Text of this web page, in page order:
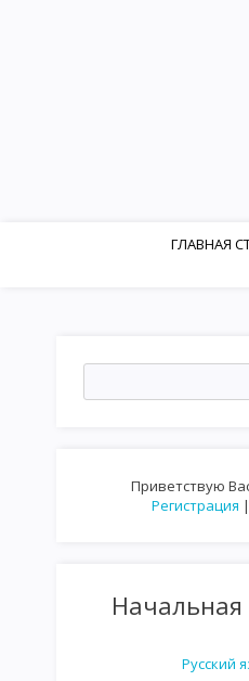
ГЛАВНАЯ
Приветствую
Регистрация |
Русский